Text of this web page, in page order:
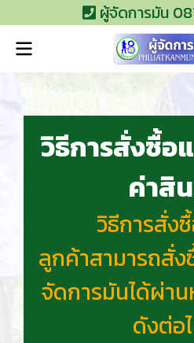
ผู้จัดการมัน
วิธีการสั่งซื้อแ
ค่าสิ
วิธีการสั่ง
ลูกค้าสามารถสั่
จัดการมันได้ผ่า
ดังต่อ